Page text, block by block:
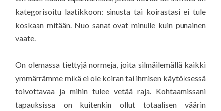
kategorisoitu laatikkoon: sinusta tai koirastasi ei tule
koskaan mitään. Nuo sanat ovat minulle kuin punainen
vaate.
On olemassa tiettyjä normeja, joita silmäilemällä kaikki
ymmärrämme mikä ei ole koiran tai ihmisen käytöksessä
toivottavaa ja mihin tulee vetää raja. Kohtaamissani
tapauksissa on kuitenkin ollut totaalisen väärin